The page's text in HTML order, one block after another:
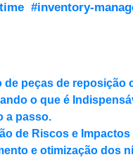
#inventory-
peças de reposição
o que é
a passo.
de Riscos e Impactos
e otimização dos